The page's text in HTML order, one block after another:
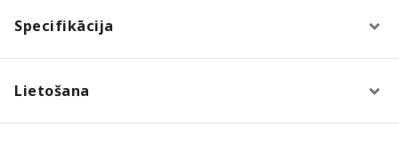
Specifikācija
Lietošana